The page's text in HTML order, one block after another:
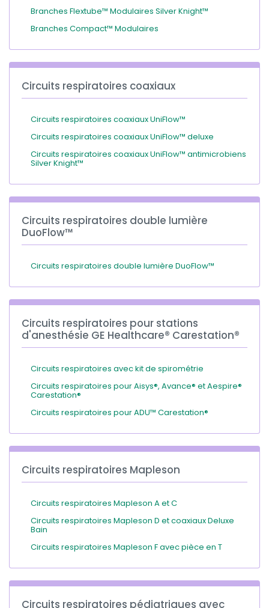
Branches Flextube™ Modulaires Silver Knight™
Branches Compact™ Modulaires
Circuits respiratoires coaxiaux
Circuits respiratoires coaxiaux UniFlow™
Circuits respiratoires coaxiaux UniFlow™ deluxe
Circuits respiratoires coaxiaux UniFlow™ antimicrobiens
Silver Knight™
Circuits respiratoires double lumière
DuoFlow™
Circuits respiratoires double lumière DuoFlow™
Circuits respiratoires pour stations
d'anesthésie GE Healthcare® Carestation®
Circuits respiratoires avec kit de spirométrie
Circuits respiratoires pour Aisys®, Avance® et Aespire®
Carestation®
Circuits respiratoires pour ADU™ Carestation®
Circuits respiratoires Mapleson
Circuits respiratoires Mapleson A et C
Circuits respiratoires Mapleson D et coaxiaux Deluxe
Bain
Circuits respiratoires Mapleson F avec pièce en T
Circuits respiratoires pédiatriques avec